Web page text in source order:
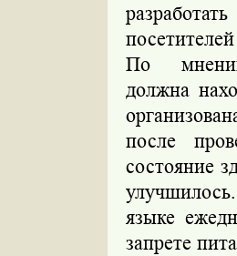
По
должна
после
состояние
языке
запрете